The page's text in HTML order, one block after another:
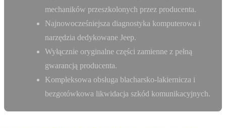
mechaników przeszkolonych przez producenta.
Najnowocześniejsza diagnostyka komputerowa i
narzędzia dedykowane Jeep.
Wyłącznie oryginalne części zamienne z pełną
gwarancją producenta.
Kompleksowa obsługa blacharsko-lakiernicza i
bezgotówkowa likwidacja szkód komunikacyjnych.